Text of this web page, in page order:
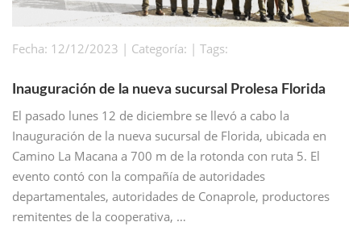
Fecha: 12/12/2023 | Categoría: | Tags:
Inauguración de la nueva sucursal Prolesa Florida
El pasado lunes 12 de diciembre se llevó a cabo la
Inauguración de la nueva sucursal de Florida, ubicada en
Camino La Macana a 700 m de la rotonda con ruta 5. El
evento contó con la compañía de autoridades
departamentales, autoridades de Conaprole, productores
remitentes de la cooperativa, …